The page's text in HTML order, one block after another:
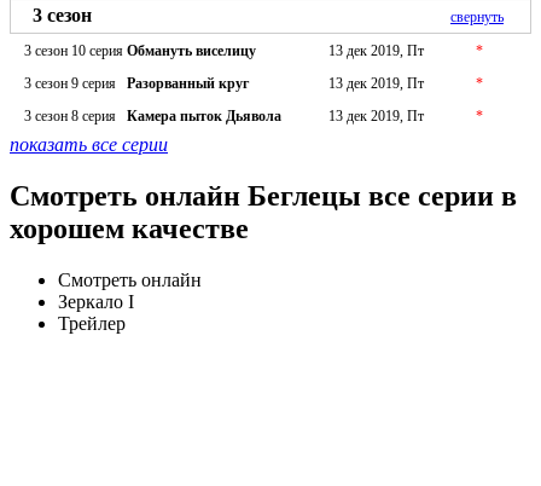
3 сезон
свернуть
3 сезон 10 серия Обмануть виселицу 13 дек 2019, Пт
*
3 сезон 9 серия
Разорванный круг 13 дек 2019, Пт
*
3 сезон 8 серия
Камера пыток Дьявола 13 дек 2019, Пт *
показать все серии
Смотреть онлайн Беглецы все серии в
хорошем качестве
Смотреть онлайн
Зеркало I
Трейлер